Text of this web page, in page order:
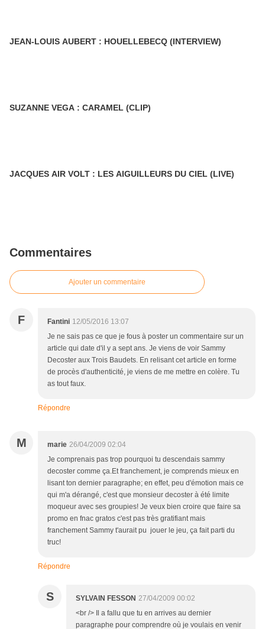
JEAN-LOUIS AUBERT : HOUELLEBECQ (INTERVIEW)
SUZANNE VEGA : CARAMEL (CLIP)
JACQUES AIR VOLT : LES AIGUILLEURS DU CIEL (LIVE)
Commentaires
Ajouter un commentaire
F Fantini 12/05/2016 13:07
Je ne sais pas ce que je fous à poster un commentaire sur un
article qui date d'il y a sept ans. Je viens de voir Sammy
Decoster aux Trois Baudets. En relisant cet article en forme
de procès d'authenticité, je viens de me mettre en colère. Tu
as tout faux.
Répondre
M marie 26/04/2009 02:04
Je comprenais pas trop pourquoi tu descendais sammy
decoster comme ça.Et franchement, je comprends mieux en
lisant ton dernier paragraphe; en effet, peu d'émotion mais ce
qui m'a dérangé, c'est que monsieur decoster à été limite
moqueur avec ses groupies! Je veux bien croire que faire sa
promo en fnac gratos c'est pas très gratifiant mais
franchement Sammy t'aurait pu jouer le jeu, ça fait parti du
truc!
Répondre
S SYLVAIN FESSON 27/04/2009 00:02
<br /> Il a fallu que tu en arrives au dernier
paragraphe pour comprendre où je voulais en venir